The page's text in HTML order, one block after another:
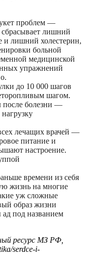
проблем —
лишний
и лишний холестерин,
больной
медицинской
упражнений
до 10 000 шагов
шагом.
после болезни —
лечащих врачей —
питание и
настроение.
времени из себя
жизнь на многие
уж сложные
образ жизни
под названием
ресурс МЗ РФ,
serdce-i-